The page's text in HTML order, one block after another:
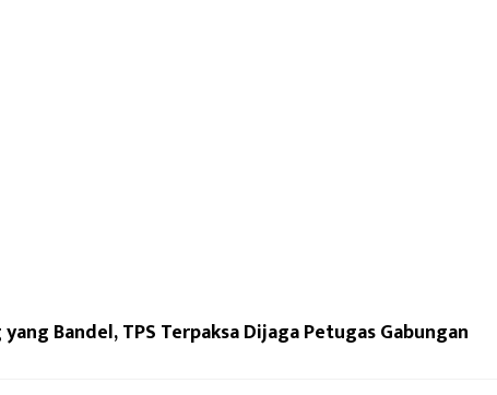
Bandel, TPS Terpaksa Dijaga Petugas Gabungan